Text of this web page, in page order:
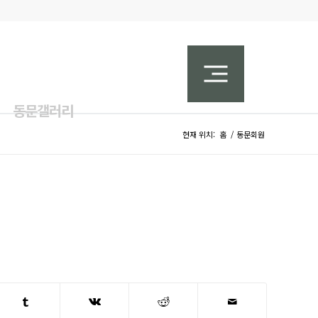
동문갤러리
현재 위치: 홈 / 동문회원